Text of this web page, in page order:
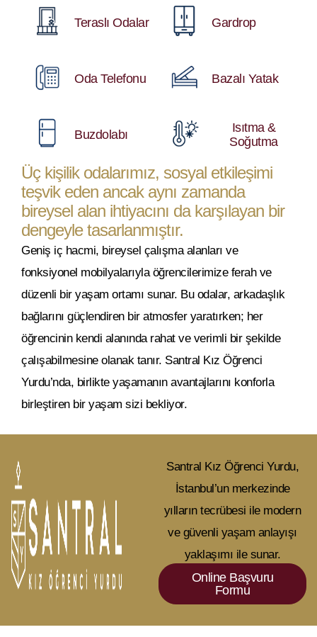
Teraslı Odalar
Oda Telefonu
Buzdolabı
Gardrop
Bazalı Yatak
Isıtma &
Soğutma
Üç kişilik odalarımız, sosyal etkileşimi
teşvik eden ancak aynı zamanda
bireysel alan ihtiyacını da karşılayan bir
dengeyle tasarlanmıştır.
Geniş iç hacmi, bireysel çalışma alanları ve
fonksiyonel mobilyalarıyla öğrencilerimize ferah ve
düzenli bir yaşam ortamı sunar. Bu odalar, arkadaşlık
bağlarını güçlendiren bir atmosfer yaratırken; her
öğrencinin kendi alanında rahat ve verimli bir şekilde
çalışabilmesine olanak tanır. Santral Kız Öğrenci
Yurdu’nda, birlikte yaşamanın avantajlarını konforla
birleştiren bir yaşam sizi bekliyor.
Santral Kız Öğrenci Yurdu,
İstanbul’un merkezinde
yılların tecrübesi ile modern
ve güvenli yaşam anlayışı
yaklaşımı ile sunar.
Online Başvuru
Formu